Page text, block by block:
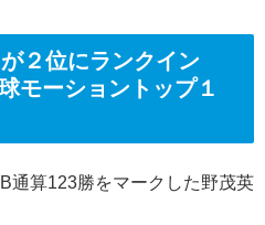
２位にランクイン
モーショントップ１
通算123勝をマークした野茂英